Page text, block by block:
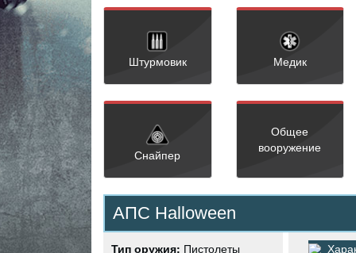
Штурмовик Медик
Снайпер
Общее
вооружение
АПС Halloween
Тип оружия: Пистолеты